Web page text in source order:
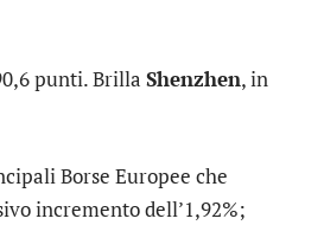
punti. Brilla Shenzhen, in
Borse Europee che
incremento dell’1,92%;